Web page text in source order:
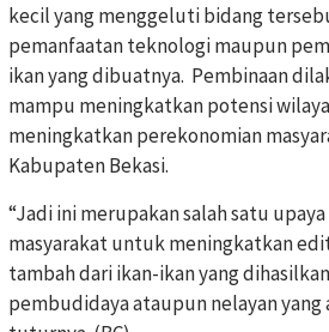
kecil yang menggeluti bidang
pemanfaatan teknologi maupun
ikan yang dibuatnya. Pembinaan
mampu meningkatkan potensi
meningkatkan perekonomian
Kabupaten Bekasi.
“Jadi ini merupakan salah satu
masyarakat untuk meningkatkan
tambah dari ikan-ikan yang
pembudidaya ataupun nelayan yang